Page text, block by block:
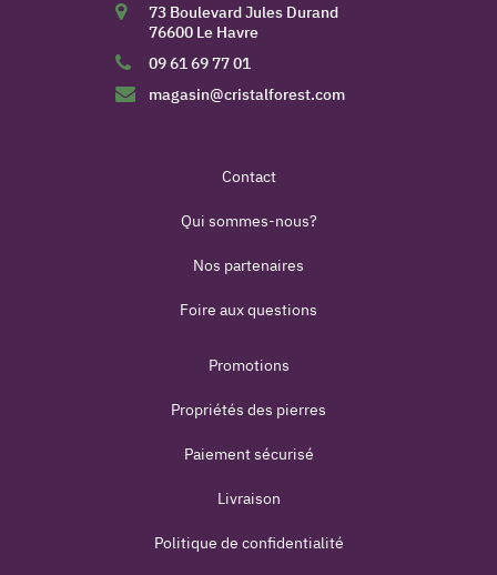
73 Boulevard Jules Durand
76600 Le Havre
09 61 69 77 01
magasin@cristalforest.com
Contact
Qui sommes-nous?
Nos partenaires
Foire aux questions
Promotions
Propriétés des pierres
Paiement sécurisé
Livraison
Politique de confidentialité